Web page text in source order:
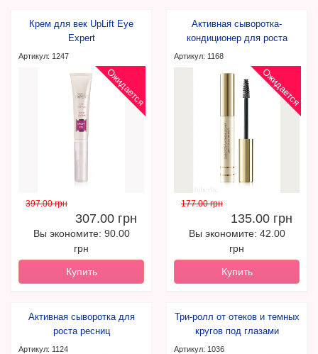
Крем для век UpLift Eye
Expert
Артикул: 1247
Ожидается
397.00 грн
307.00 грн
Вы экономите: 90.00
грн
Купить
Активная сыворотка-
кондиционер для роста
бровей
Артикул: 1168
Ожидается
177.00 грн
135.00 грн
Вы экономите: 42.00
грн
Купить
Активная сыворотка для
роста ресниц
Артикул: 1124
Три-ролл от отеков и темных
кругов под глазами
Артикул: 1036